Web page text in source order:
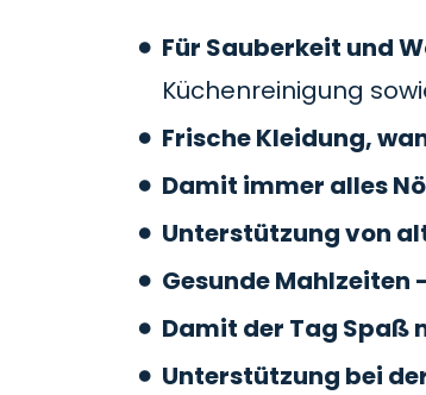
Für Sauberkeit und
Küchenreinigung
Frische Kleidung,
Damit immer alles
Unterstützung von
Gesunde Mahlzeiten
Damit der Tag Spaß
Unterstützung bei